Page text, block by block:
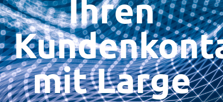
Ihren
mit Large